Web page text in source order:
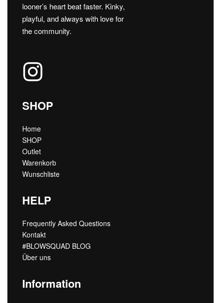
looner’s heart beat faster. Kinky,
playful, and always with love for
the community.
SHOP
Home
SHOP
Outlet
Warenkorb
Wunschliste
HELP
Frequently Asked Questions
Kontakt
#BLOWSQUAD BLOG
Über uns
Information